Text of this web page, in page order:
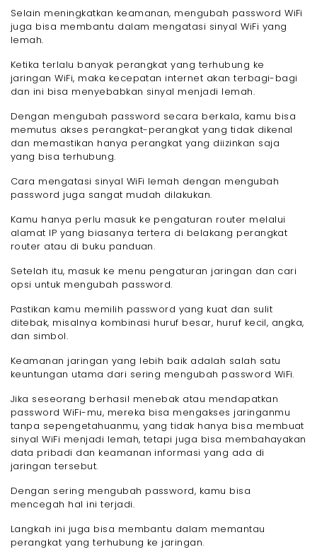
Selain meningkatkan keamanan, mengubah password WiFi
juga bisa membantu dalam mengatasi sinyal WiFi yang
lemah.
Ketika terlalu banyak perangkat yang terhubung ke
jaringan WiFi, maka kecepatan internet akan terbagi-bagi
dan ini bisa menyebabkan sinyal menjadi lemah.
Dengan mengubah password secara berkala, kamu bisa
memutus akses perangkat-perangkat yang tidak dikenal
dan memastikan hanya perangkat yang diizinkan saja
yang bisa terhubung.
Cara mengatasi sinyal WiFi lemah dengan mengubah
password juga sangat mudah dilakukan.
Kamu hanya perlu masuk ke pengaturan router melalui
alamat IP yang biasanya tertera di belakang perangkat
router atau di buku panduan.
Setelah itu, masuk ke menu pengaturan jaringan dan cari
opsi untuk mengubah password.
Pastikan kamu memilih password yang kuat dan sulit
ditebak, misalnya kombinasi huruf besar, huruf kecil, angka,
dan simbol.
Keamanan jaringan yang lebih baik adalah salah satu
keuntungan utama dari sering mengubah password WiFi.
Jika seseorang berhasil menebak atau mendapatkan
password WiFi-mu, mereka bisa mengakses jaringanmu
tanpa sepengetahuanmu, yang tidak hanya bisa membuat
sinyal WiFi menjadi lemah, tetapi juga bisa membahayakan
data pribadi dan keamanan informasi yang ada di
jaringan tersebut.
Dengan sering mengubah password, kamu bisa
mencegah hal ini terjadi.
Langkah ini juga bisa membantu dalam memantau
perangkat yang terhubung ke jaringan.